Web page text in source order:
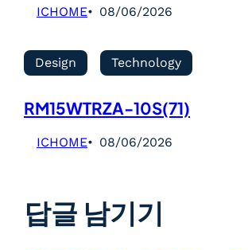
ICHOME 08/06/2026
Design Technology
RM15WTRZA-10S(71)
ICHOME 08/06/2026
답글 남기기